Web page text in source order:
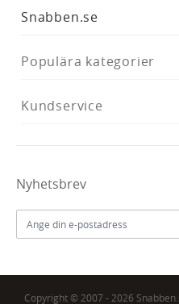
Snabben.se
Populära kategorier
Kundservice
Nyhetsbrev
Copyright © 2007 - 2026